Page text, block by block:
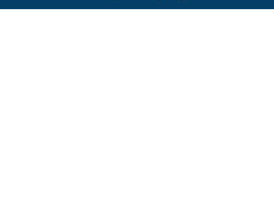
Süper Lig'in 7’nci haftasında Corendon Alanyaspor sahasında